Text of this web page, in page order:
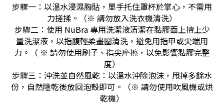
步驟一：以溫水浸濕胸貼，單手托住罩杯於掌心，不需用
力搓揉。（※ 請勿放入洗衣機清洗）
步驟二：使用 NuBra 專用洗潔液清潔在黏膠面上擠上少
量洗潔液，以指腹輕柔畫圈清洗，避免用指甲或尖端用
力。（ ※ 請勿使用刷子、指尖摩擦，以免影響黏膠完整
度）
步驟三：沖洗並自然風乾：以溫水沖除泡沫，甩掉多餘水
份，自然陰乾後放回泡殼即可。（※ 請勿使用吹風機或烘
乾機）